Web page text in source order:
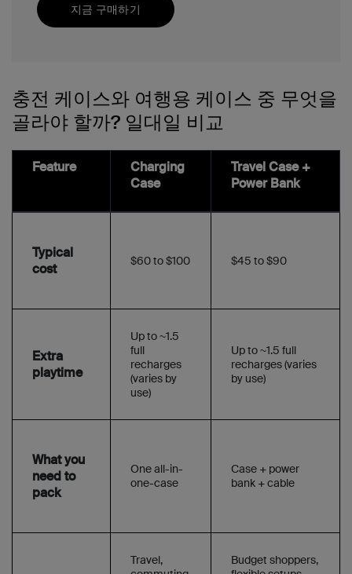
지금 구매하기
충전 케이스와 여행용 케이스 중 무엇을
골라야 할까? 일대일 비교
Feature
Charging
Case
Travel Case +
Power Bank
Typical
cost
$60 to $100 $45 to $90
Extra
playtime
Up to ~1.5
full
recharges
(varies by
use)
Up to ~1.5 full
recharges (varies
by use)
What you
need to
pack
One all-in-
one-case
Case + power
bank + cable
Travel,
Budget shoppers,